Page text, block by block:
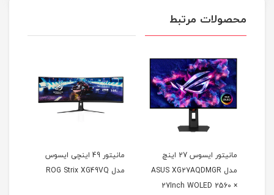
محصولات مرتبط
مانیتور ایسوس 27 اینچ
مدل ASUS XG27AQDMGR
27Inch WOLED 2560 ×
مانیتور 49 اینچی ایسوس
مدل ROG Strix XG49VQ